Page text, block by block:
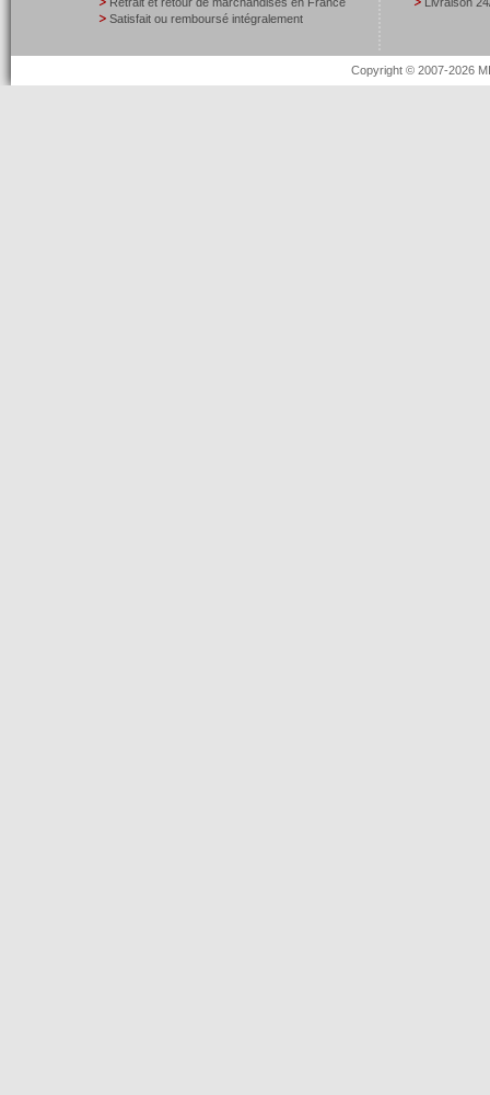
Satisfait ou remboursé intégralement
Copyright © 2007-2026